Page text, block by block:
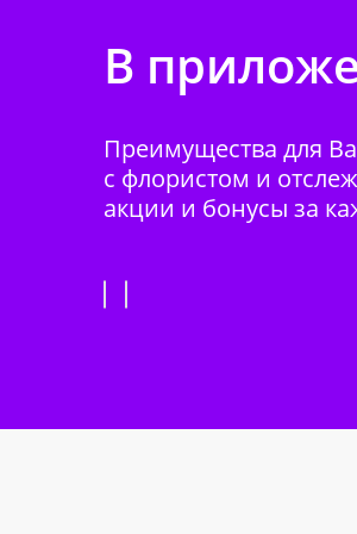
В
Преимущества для
с флористом и
акции и бонусы за